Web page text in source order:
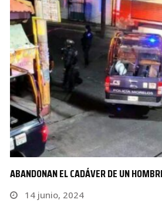
ABANDONAN EL CADÁVER DE UN
14 junio, 2024